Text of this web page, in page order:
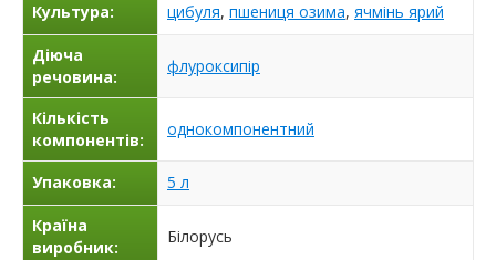
Культура: цибуля, пшениця озима, ячмінь ярий
Діюча
речовина:
флуроксипір
Кількість
компонентів:
однокомпонентний
Упаковка: 5 л
Країна
виробник:
Білорусь